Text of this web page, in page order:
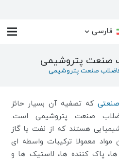
فارسی
صنعت پتروشیمی
صنعت پتروشیمی
که تصفیه آن بسیار حائز
صنعت پتروشیمی است.
هستند که از نفت یا گاز
معمولا ترکیبات واسطه ای
پاک کننده ها، لاستیک ها و